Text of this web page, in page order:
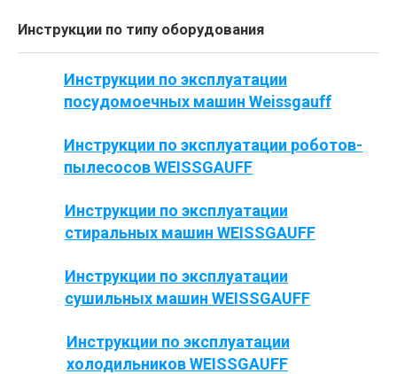
Инструкции по типу оборудования
Инструкции по эксплуатации
посудомоечных машин Weissgauff
Инструкции по эксплуатации роботов-
пылесосов WEISSGAUFF
Инструкции по эксплуатации
стиральных машин WEISSGAUFF
Инструкции по эксплуатации
сушильных машин WEISSGAUFF
Инструкции по эксплуатации
холодильников WEISSGAUFF